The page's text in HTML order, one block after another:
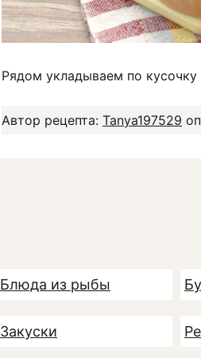
Рядом укладываем по
Автор рецепта: Tanya197529
Блюда из рыбы
Закуски